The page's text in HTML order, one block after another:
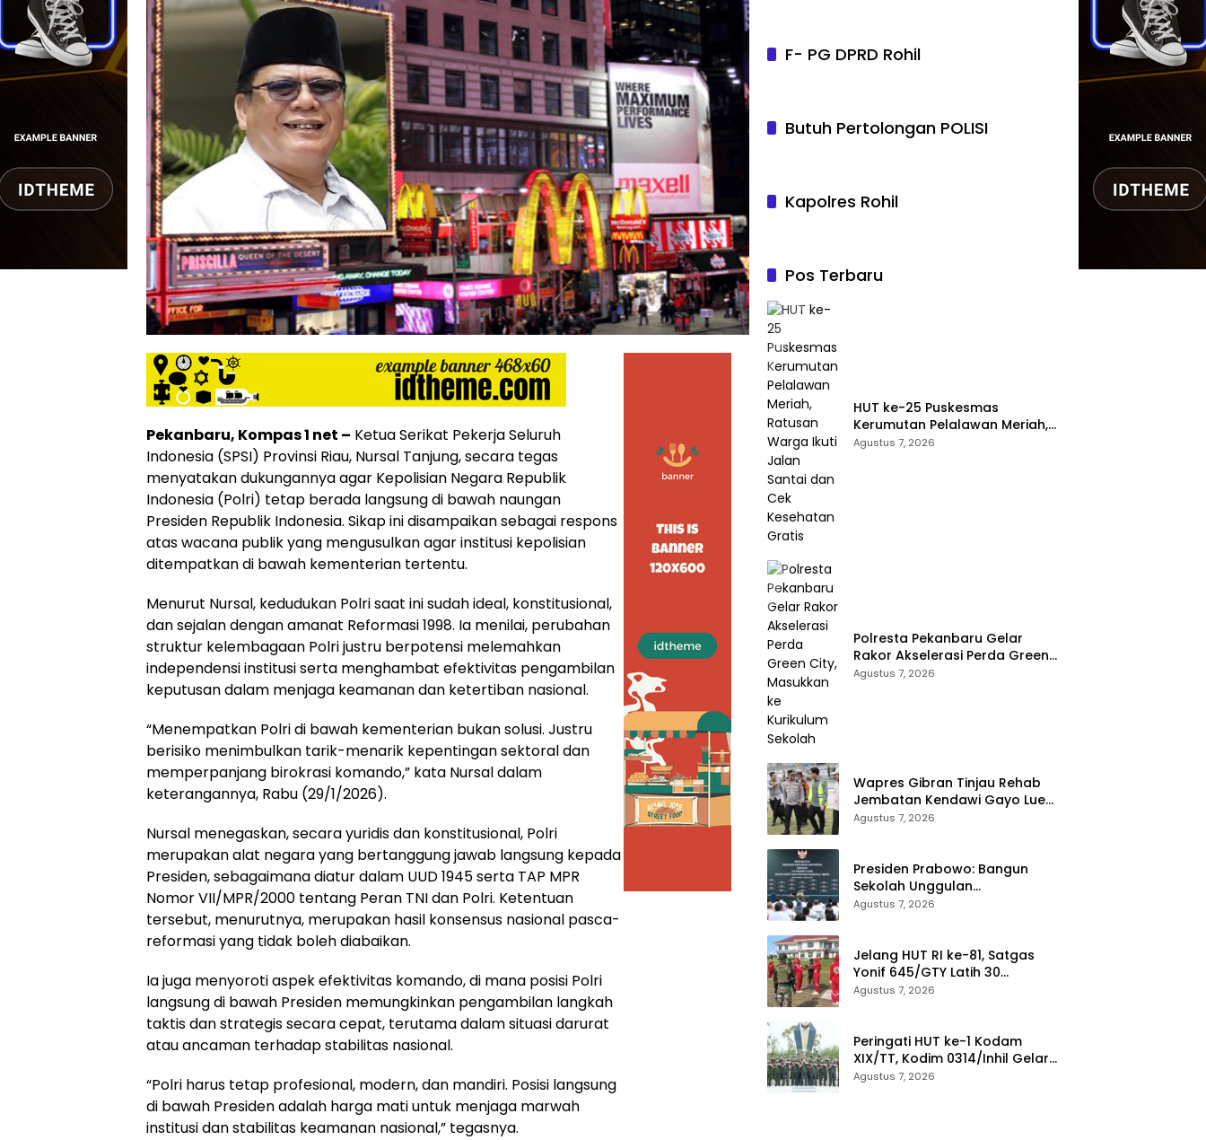
Pekanbaru, Kompas 1 net – Ketua Serikat Pekerja Seluruh
Indonesia (SPSI) Provinsi Riau, Nursal Tanjung, secara tegas
menyatakan dukungannya agar Kepolisian Negara Republik
Indonesia (Polri) tetap berada langsung di bawah naungan
Presiden Republik Indonesia. Sikap ini disampaikan sebagai respons
atas wacana publik yang mengusulkan agar institusi kepolisian
ditempatkan di bawah kementerian tertentu.
Menurut Nursal, kedudukan Polri saat ini sudah ideal, konstitusional,
dan sejalan dengan amanat Reformasi 1998. Ia menilai, perubahan
struktur kelembagaan Polri justru berpotensi melemahkan
independensi institusi serta menghambat efektivitas pengambilan
keputusan dalam menjaga keamanan dan ketertiban nasional.
“Menempatkan Polri di bawah kementerian bukan solusi. Justru
berisiko menimbulkan tarik-menarik kepentingan sektoral dan
memperpanjang birokrasi komando,” kata Nursal dalam
keterangannya, Rabu (29/1/2026).
Nursal menegaskan, secara yuridis dan konstitusional, Polri
merupakan alat negara yang bertanggung jawab langsung kepada
Presiden, sebagaimana diatur dalam UUD 1945 serta TAP MPR
Nomor VII/MPR/2000 tentang Peran TNI dan Polri. Ketentuan
tersebut, menurutnya, merupakan hasil konsensus nasional pasca-
reformasi yang tidak boleh diabaikan.
Ia juga menyoroti aspek efektivitas komando, di mana posisi Polri
langsung di bawah Presiden memungkinkan pengambilan langkah
taktis dan strategis secara cepat, terutama dalam situasi darurat
atau ancaman terhadap stabilitas nasional.
“Polri harus tetap profesional, modern, dan mandiri. Posisi langsung
di bawah Presiden adalah harga mati untuk menjaga marwah
institusi dan stabilitas keamanan nasional,” tegasnya.
F- PG DPRD Rohil
Butuh Pertolongan POLISI
Kapolres Rohil
Pos Terbaru
HUT ke-25 Puskesmas
Kerumutan Pelalawan Meriah,
Ratusan Warga Ikuti Jalan
Agustus 7, 2026
Polresta Pekanbaru Gelar
Rakor Akselerasi Perda Green
City, Masukkan ke Kurikulum
Agustus 7, 2026
Wapres Gibran Tinjau Rehab
Jembatan Kendawi Gayo Lues,
Didampingi Kapolda Aceh
Agustus 7, 2026
Presiden Prabowo: Bangun
Sekolah Unggulan
Berkurikulum IB untuk Saingi
Agustus 7, 2026
Jelang HUT RI ke-81, Satgas
Yonif 645/GTY Latih 30
Paskibraka di Kantor Bupati
Agustus 7, 2026
Peringati HUT ke-1 Kodam
XIX/TT, Kodim 0314/Inhil Gelar
Ziarah Rombongan
Agustus 7, 2026